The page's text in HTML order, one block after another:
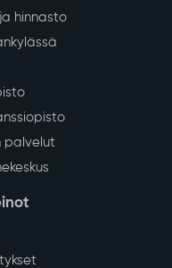
hinnasto
palvelut